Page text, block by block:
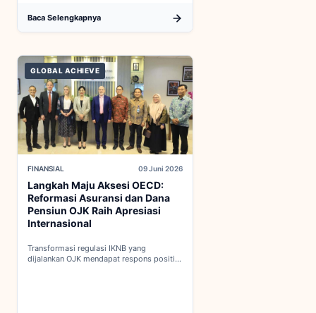
Baca Selengkapnya
GLOBAL ACHIEVE
FINANSIAL 09 Juni 2026
Langkah Maju Aksesi OECD:
Reformasi Asuransi dan Dana
Pensiun OJK Raih Apresiasi
Internasional
Transformasi regulasi IKNB yang
dijalankan OJK mendapat respons positif